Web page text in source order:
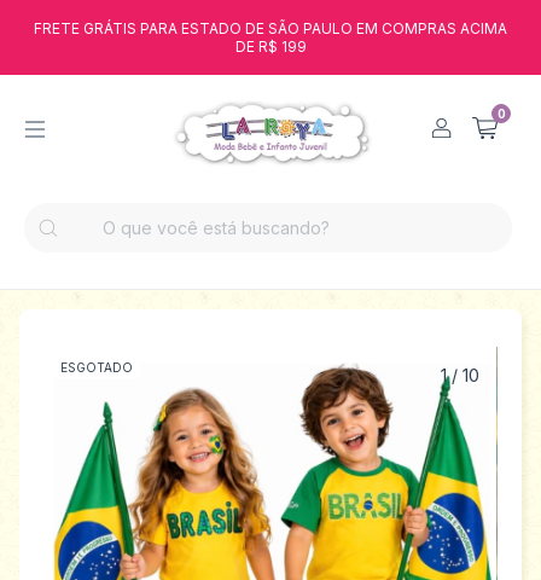
FRETE GRÁTIS PARA ESTADO DE SÃO PAULO EM COMPRAS ACIMA
DE R$ 199
0
ESGOTADO 1/ 10